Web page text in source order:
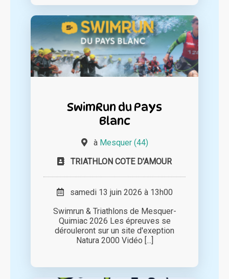
SwimRun du Pays
Blanc
à Mesquer (44)
TRIATHLON COTE D'AMOUR
samedi 13 juin 2026 à 13h00
Swimrun & Triathlons de Mesquer-
Quimiac 2026 Les épreuves se
dérouleront sur un site d'exeption
Natura 2000 Vidéo [...]